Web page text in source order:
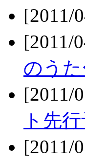
[2011/
[2011/
のう
[2011/
ト先
[2011/